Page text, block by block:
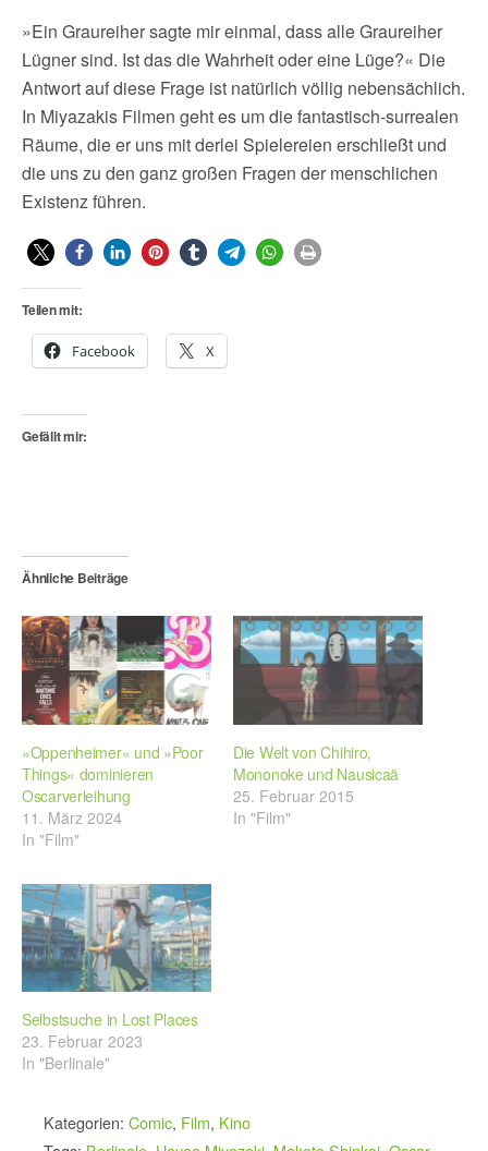
»Ein Graureiher sagte mir einmal, dass alle Graureiher
Lügner sind. Ist das die Wahrheit oder eine Lüge?« Die
Antwort auf diese Frage ist natürlich völlig nebensächlich.
In Miyazakis Filmen geht es um die fantastisch-surrealen
Räume, die er uns mit derlei Spielereien erschließt und
die uns zu den ganz großen Fragen der menschlichen
Existenz führen.
Teilen mit:
Facebook X
Gefällt mir:
Ähnliche Beiträge
»Oppenheimer« und »Poor
Things« dominieren
Oscarverleihung
11. März 2024
In "Film"
Die Welt von Chihiro,
Mononoke und Nausicaä
25. Februar 2015
In "Film"
Selbstsuche in Lost Places
23. Februar 2023
In "Berlinale"
Kategorien: Comic, Film, Kino